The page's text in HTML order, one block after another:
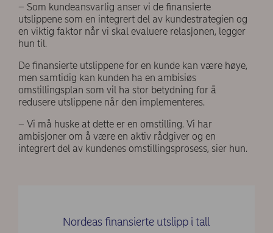
– Som kundeansvarlig anser vi de finansierte
utslippene som en integrert del av kundestrategien og
en viktig faktor når vi skal evaluere relasjonen, legger
hun til.
De finansierte utslippene for en kunde kan være høye,
men samtidig kan kunden ha en ambisiøs
omstillingsplan som vil ha stor betydning for å
redusere utslippene når den implementeres.
– Vi må huske at dette er en omstilling. Vi har
ambisjoner om å være en aktiv rådgiver og en
integrert del av kundenes omstillingsprosess, sier hun.
Nordeas finansierte utslipp i tall